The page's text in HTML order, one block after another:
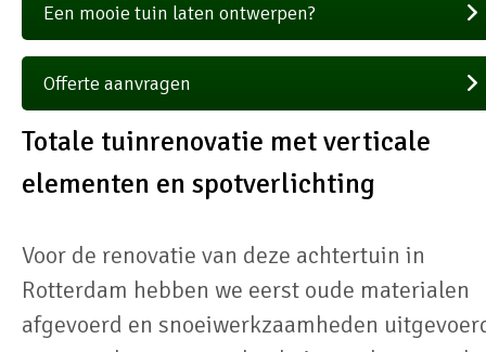
Een mooie tuin laten ontwerpen?
Offerte aanvragen
Totale tuinrenovatie met verticale
elementen en spotverlichting
Voor de renovatie van deze achtertuin in
Rotterdam hebben we eerst oude materialen
afgevoerd en snoeiwerkzaamheden